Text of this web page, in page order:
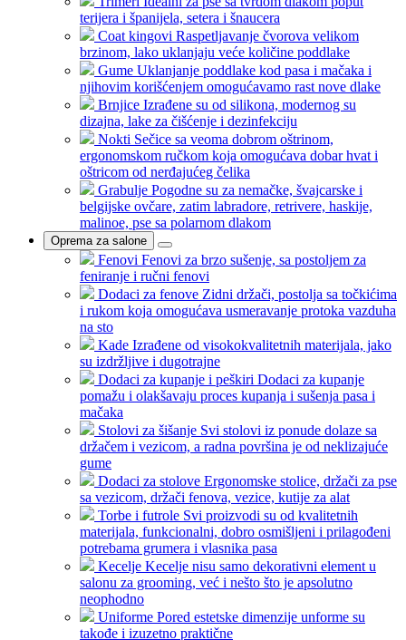
terijera i španijela, setera i šnaucera
Coat kingovi Raspetljavanje čvorova velikom
brzinom, lako uklanjaju veće količine poddlake
Gume Uklanjanje poddlake kod pasa i mačaka i
njihovim korišćenjem omogućavamo rast nove dlake
Brnjice Izrađene su od silikona, modernog su
dizajna, lake za čišćenje i dezinfekciju
Nokti Sečice sa veoma dobrom oštrinom,
ergonomskom ručkom koja omogućava dobar hvat i
oštricom od nerđajućeg čelika
Grabulje Pogodne su za nemačke, švajcarske i
belgijske ovčare, zatim labradore, retrivere, haskije,
malinoe, pse sa polarnom dlakom
Oprema za salone
Fenovi Fenovi za brzo sušenje, sa postoljem za
feniranje i ručni fenovi
Dodaci za fenove Zidni držači, postolja sa točkićima
i rukom koja omogućava usmeravanje protoka vazduha
na sto
Kade Izrađene od visokokvalitetnih materijala, jako
su izdržljive i dugotrajne
Dodaci za kupanje i peškiri Dodaci za kupanje
pomažu i olakšavaju proces kupanja i sušenja pasa i
mačaka
Stolovi za šišanje Svi stolovi iz ponude dolaze sa
držačem i vezicom, a radna površina je od neklizajuće
gume
Dodaci za stolove Ergonomske stolice, držači za pse
sa vezicom, držači fenova, vezice, kutije za alat
Torbe i futrole Svi proizvodi su od kvalitetnih
materijala, funkcionalni, dobro osmišljeni i prilagođeni
potrebama grumera i vlasnika pasa
Kecelje Kecelje nisu samo dekorativni element u
salonu za grooming, već i nešto što je apsolutno
neophodno
Uniforme Pored estetske dimenzije unforme su
takođe i izuzetno praktične